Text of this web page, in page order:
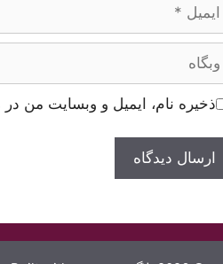
ذخیره نام، ایمیل و وبسایت من